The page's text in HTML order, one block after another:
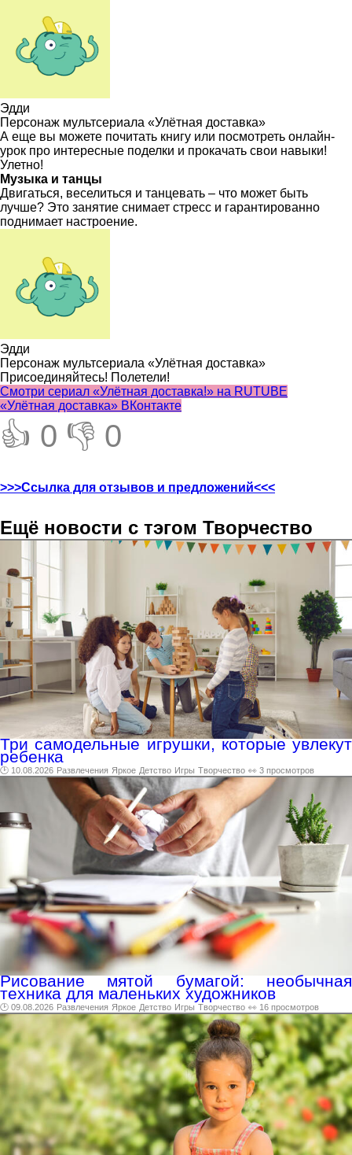
Эдди
Персонаж мультсериала «Улётная доставка»
А еще вы можете почитать книгу или посмотреть онлайн-
урок про интересные поделки и прокачать свои навыки!
Улетно!
Музыка и танцы
Двигаться, веселиться и танцевать – что может быть
лучше? Это занятие снимает стресс и гарантированно
поднимает настроение.
Эдди
Персонаж мультсериала «Улётная доставка»
Присоединяйтесь! Полетели!
Cмотри сериал «Улётная доставка!» на RUTUBE
«Улётная доставка» ВКонтакте
👍 0 👎 0
>>>Ссылка для отзывов и предложений<<<
Ещё новости с тэгом Творчество
Три самодельные игрушки, которые увлекут
ребенка
🕑 10.08.2026 Развлечения Яркое Детство Игры Творчество 👀 3 просмотров
Рисование мятой бумагой: необычная
техника для маленьких художников
🕑 09.08.2026 Развлечения Яркое Детство Игры Творчество 👀 16 просмотров